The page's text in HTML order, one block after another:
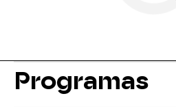
Programas